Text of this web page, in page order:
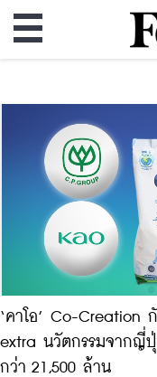
‘คาโอ’ Co-Creation
extra นวัตกรรมจากญี่
กว่า 21,500 ล้าน